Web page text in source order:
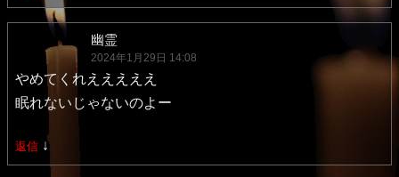
幽霊
2024年1月29日 14:08
やめてくれえええええ
眠れないじゃないのよー
返信 ↓